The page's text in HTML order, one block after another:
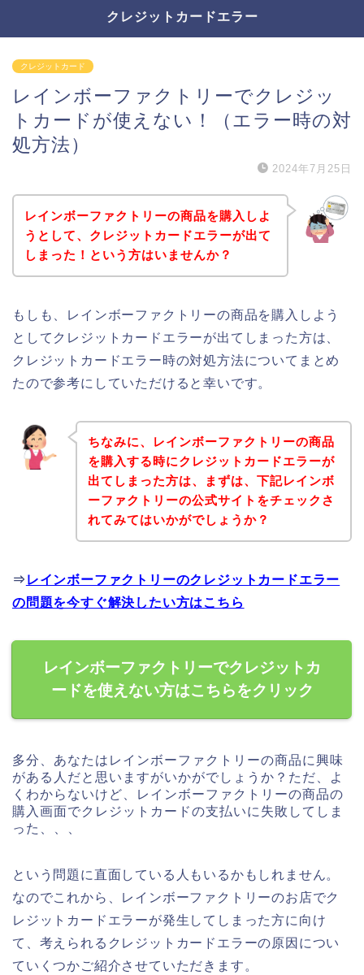
クレジットカードエラー
クレジットカード
レインボーファクトリーでクレジッ
トカードが使えない！（エラー時の対
処方法）
2024年7月25日
レインボーファクトリーの商品を購入しよ
うとして、クレジットカードエラーが出て
しまった！という方はいませんか？
もしも、レインボーファクトリーの商品を購入しよう
としてクレジットカードエラーが出てしまった方は、
クレジットカードエラー時の対処方法についてまとめ
たので参考にしていただけると幸いです。
ちなみに、レインボーファクトリーの商品
を購入する時にクレジットカードエラーが
出てしまった方は、まずは、下記レインボ
ーファクトリーの公式サイトをチェックさ
れてみてはいかがでしょうか？
⇒ レインボーファクトリーのクレジットカードエラー
の問題を今すぐ解決したい方はこちら
レインボーファクトリーでクレジットカ
ードを使えない方はこちらをクリック
多分、あなたはレインボーファクトリーの商品に興味
がある人だと思いますがいかがでしょうか？ただ、よ
くわからないけど、レインボーファクトリーの商品の
購入画面でクレジットカードの支払いに失敗してしま
った、、、
という問題に直面している人もいるかもしれません。
なのでこれから、レインボーファクトリーのお店でク
レジットカードエラーが発生してしまった方に向け
て、考えられるクレジットカードエラーの原因につい
ていくつかご紹介させていただきます。